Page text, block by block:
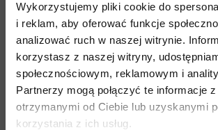
Wykorzystujemy pliki cookie do
i reklam, aby oferować funkcje
analizować ruch w naszej witrynie.
korzystasz z naszej witryny,
społecznościowym, reklamowym i
Partnerzy mogą połączyć te informacje
otrzymanymi od Ciebie lub uzyskanymi
korzystania z ich usług.
termoregulującymi w każdych warunkach
odporna na powstawanie nieprzyjemnych
posiadają naturalne właściwości
przyjazność środowiskowa: marka
standard ZQ - lider w etycznej produkcji
wyznaczającym najwyższe standardy
o dobrostan zwierząt, a także ochronę